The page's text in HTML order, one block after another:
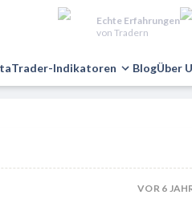
Echte Erfahrungen
von Tradern
Indikatoren BlogÜber
VOR 6